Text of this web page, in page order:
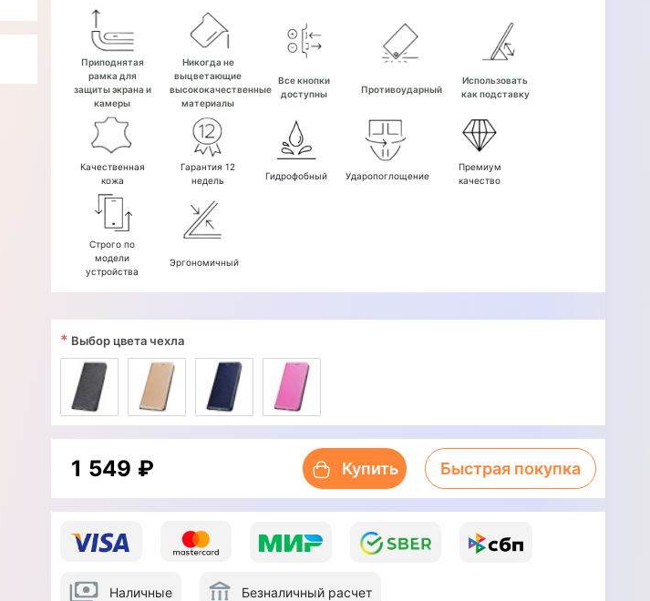
Приподнятая
рамка для
защиты экрана и
камеры
Никогда не
выцветающие
высококачественные
материалы
Все кнопки
доступны
Противоударный
Использовать
как подставку
Качественная
кожа
Гарантия 12
недель
Гидрофобный Ударопоглощение
Премиум
качество
Строго по
модели
устройства
Эргономичный
Наличные Безналичный расчет
* Выбор цвета чехла
1 549 ₽ Купить Быстрая покупка